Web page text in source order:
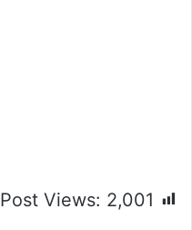
Post Views: 2,001